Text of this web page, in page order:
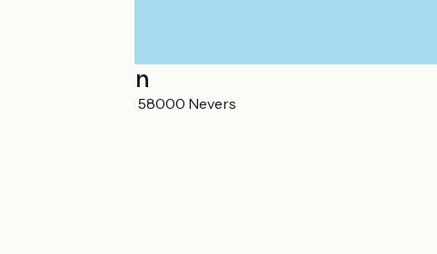
Localisation
6 avenue Marceau 58000 Nevers